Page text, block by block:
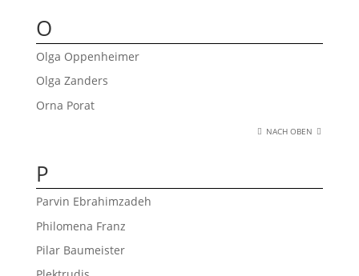
O
Olga Oppenheimer
Olga Zanders
Orna Porat
NACH OBEN
P
Parvin Ebrahimzadeh
Philomena Franz
Pilar Baumeister